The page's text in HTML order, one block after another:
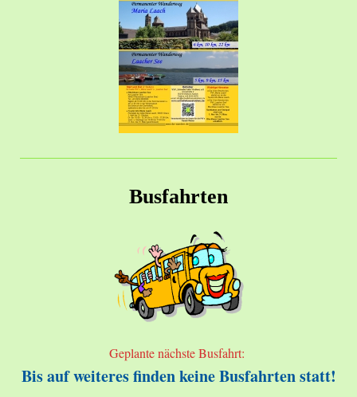
Busfahrten
Geplante nächste Busfahrt:
Bis auf weiteres finden keine Busfahrten statt!